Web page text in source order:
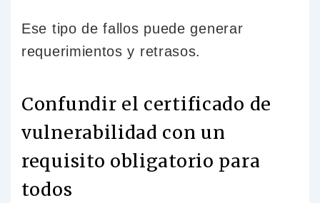
Ese tipo de fallos puede generar
requerimientos y retrasos.
Confundir el certificado de
vulnerabilidad con un
requisito obligatorio para
todos